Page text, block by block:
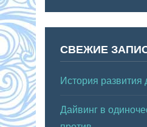
СВЕЖИЕ
История развития
Дайвинг в